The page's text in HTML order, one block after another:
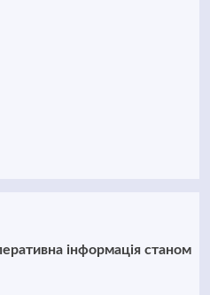
інформація станом